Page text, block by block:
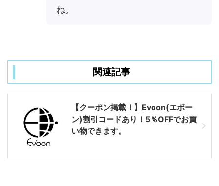
ね。
関連記事
【クーポン掲載！】Evoon(エボー
ン)割引コードあり！5％OFFでお買
い物できます。